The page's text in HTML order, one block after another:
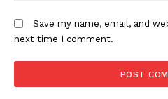
Save my name, email, and
next time I comment.